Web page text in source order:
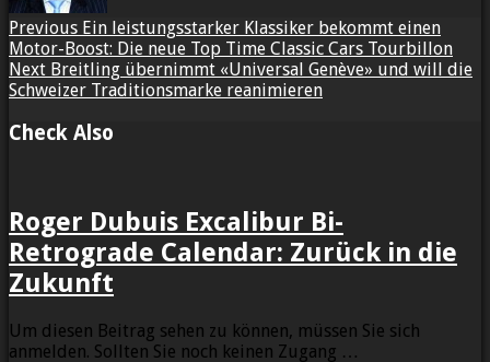
Previous Ein leistungsstarker Klassiker bekommt einen
Motor-Boost: Die neue Top Time Classic Cars Tourbillon
Next Breitling übernimmt «Universal Genève» und will die
Schweizer Traditionsmarke reanimieren
Check Also
Roger Dubuis Excalibur Bi-
Retrograde Calendar: Zurück in die
Zukunft
Um diesen Beitrag sehen zu können, müssen Sie sich
anmelden. Sollten Sie noch keinen Zugang …